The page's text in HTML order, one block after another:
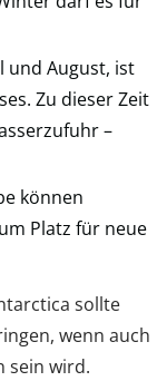
und August, ist
Zu dieser Zeit
–
können
Platz für neue
sollte
wenn auch
sein wird.